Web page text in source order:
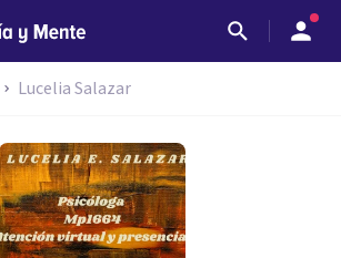
Lucelia Salazar